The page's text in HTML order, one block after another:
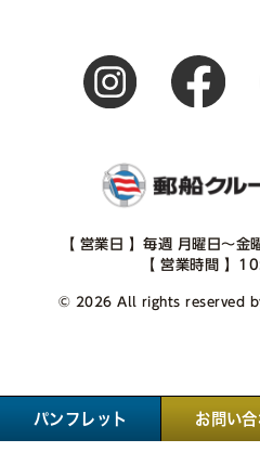
【 営業日 】毎週 月曜日～金
【 営業時間 】
© 2026 All rights reserved by
パンフレット お問い